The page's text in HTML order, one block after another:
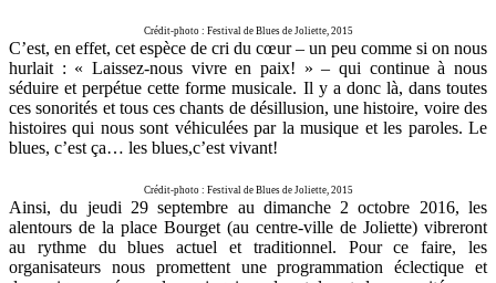
Crédit-photo : Festival de Blues de Joliette, 2015
C’est, en effet, cet espèce de cri du cœur – un peu comme si on nous
hurlait : « Laissez-nous vivre en paix! » – qui continue à nous
séduire et perpétue cette forme musicale. Il y a donc là, dans toutes
ces sonorités et tous ces chants de désillusion, une histoire, voire des
histoires qui nous sont véhiculées par la musique et les paroles. Le
blues, c’est ça… les blues,c’est vivant!
Crédit-photo : Festival de Blues de Joliette, 2015
Ainsi, du jeudi 29 septembre au dimanche 2 octobre 2016, les
alentours de la place Bourget (au centre-ville de Joliette) vibreront
au rythme du blues actuel et traditionnel. Pour ce faire, les
organisateurs nous promettent une programmation éclectique et